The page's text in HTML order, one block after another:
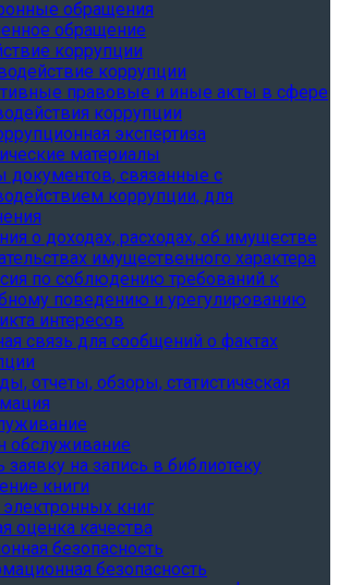
обращения
обращение
коррупции
коррупции
правовые и иные акты в сфере
коррупции
экспертиза
материалы
связанные с
коррупции, для
о доходах, расходах, об имуществе
имущественного характера
по соблюдению требований к
поведению и урегулированию
интересов
связь для сообщений о фактах
отчеты, обзоры, статистическая
обслуживание
заявку на запись в библиотеку
книги
книг
оценка качества
безопасность
безопасность